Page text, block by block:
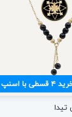
۴قسطی با
تیدا